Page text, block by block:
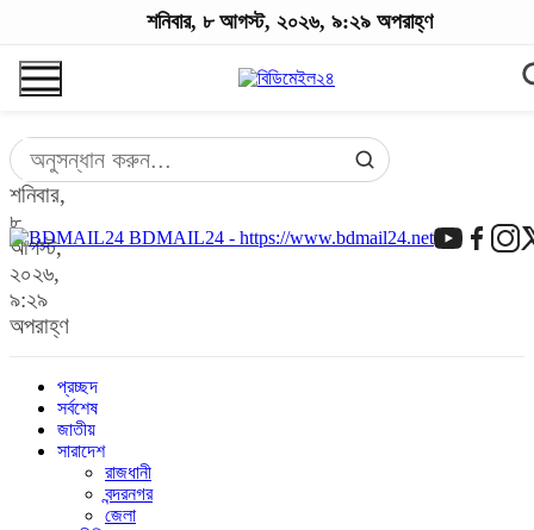
শনিবার,
৮
আগস্ট,
২০২৬,
৯:২৯
অপরাহ্ণ
BDMAIL24 - https://www.bdmail24.net
প্রচ্ছদ
সর্বশেষ
জাতীয়
সারাদেশ
রাজধানী
বন্দরনগর
জেলা
শনিবার, ৮ আগস্ট, ২০২৬, ৯:২৯ অপরাহ্ণ